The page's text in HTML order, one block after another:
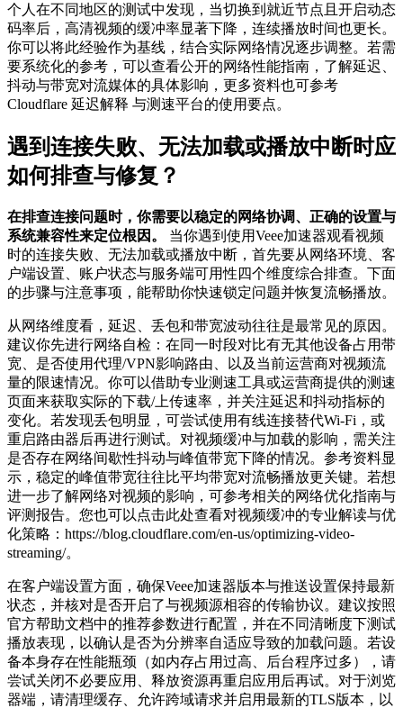
个人在不同地区的测试中发现，当切换到就近节点且开启动态
码率后，高清视频的缓冲率显著下降，连续播放时间也更长。
你可以将此经验作为基线，结合实际网络情况逐步调整。若需
要系统化的参考，可以查看公开的网络性能指南，了解延迟、
抖动与带宽对流媒体的具体影响，更多资料也可参考
Cloudflare 延迟解释 与测速平台的使用要点。
遇到连接失败、无法加载或播放中断时应
如何排查与修复？
在排查连接问题时，你需要以稳定的网络协调、正确的设置与
系统兼容性来定位根因。
当你遇到使用Veee加速器观看视频
时的连接失败、无法加载或播放中断，首先要从网络环境、客
户端设置、账户状态与服务端可用性四个维度综合排查。下面
的步骤与注意事项，能帮助你快速锁定问题并恢复流畅播放。
从网络维度看，延迟、丢包和带宽波动往往是最常见的原因。
建议你先进行网络自检：在同一时段对比有无其他设备占用带
宽、是否使用代理/VPN影响路由、以及当前运营商对视频流
量的限速情况。你可以借助专业测速工具或运营商提供的测速
页面来获取实际的下载/上传速率，并关注延迟和抖动指标的
变化。若发现丢包明显，可尝试使用有线连接替代Wi-Fi，或
重启路由器后再进行测试。对视频缓冲与加载的影响，需关注
是否存在网络间歇性抖动与峰值带宽下降的情况。参考资料显
示，稳定的峰值带宽往往比平均带宽对流畅播放更关键。若想
进一步了解网络对视频的影响，可参考相关的网络优化指南与
评测报告。您也可以点击此处查看对视频缓冲的专业解读与优
化策略：https://blog.cloudflare.com/en-us/optimizing-video-
streaming/。
在客户端设置方面，确保Veee加速器版本与推送设置保持最新
状态，并核对是否开启了与视频源相容的传输协议。建议按照
官方帮助文档中的推荐参数进行配置，并在不同清晰度下测试
播放表现，以确认是否为分辨率自适应导致的加载问题。若设
备本身存在性能瓶颈（如内存占用过高、后台程序过多），请
尝试关闭不必要应用、释放资源再重启应用后再试。对于浏览
器端，请清理缓存、允许跨域请求并启用最新的TLS版本，以